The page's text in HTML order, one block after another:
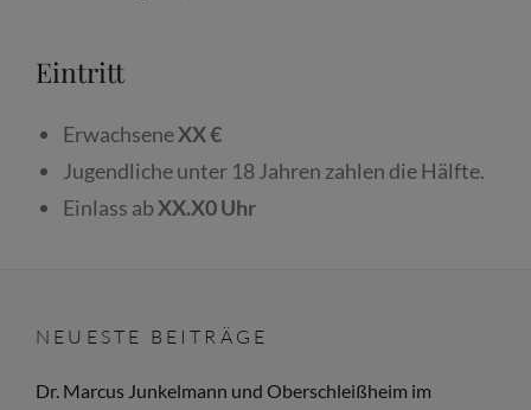
Eintritt
ErwachseneXX €
Jugendliche unter 18 Jahren zahlen die Hälfte.
Einlass abXX.X0 Uhr
NEUESTE BEITRÄGE
Dr. Marcus Junkelmann und Oberschleißheim im